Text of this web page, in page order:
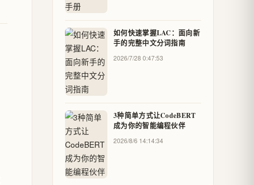
如何快速掌握LAC：面向新
手的完整中文分词指南
2026/7/28 0:47:53
3种简单方式让CodeBERT
成为你的智能编程伙伴
2026/8/6 14:14:34